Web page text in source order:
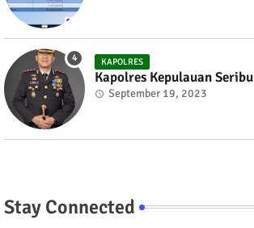
KAPOLRES
Kapolres Kepulauan Seribu
September 19, 2023
Stay Connected